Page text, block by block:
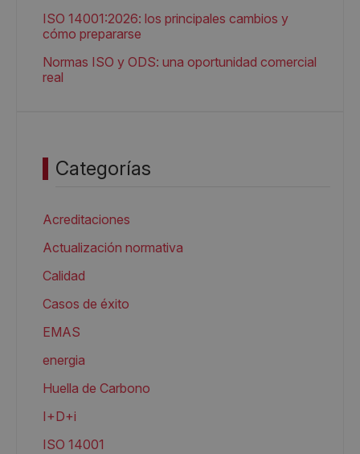
ISO 14001:2026: los principales cambios y
cómo prepararse
Normas ISO y ODS: una oportunidad comercial
real
Categorías
Acreditaciones
Actualización normativa
Calidad
Casos de éxito
EMAS
energia
Huella de Carbono
I+D+i
ISO 14001